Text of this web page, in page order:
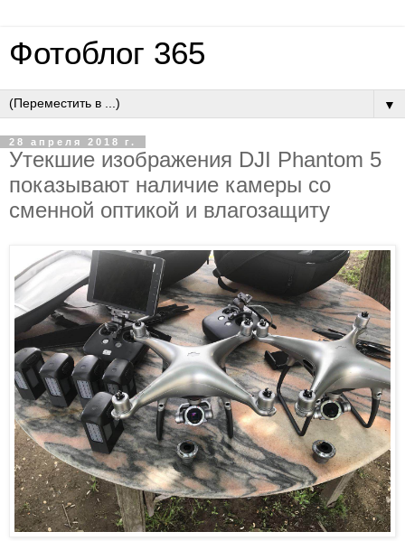
Фотоблог 365
▼
28 апреля 2018 г.
Утекшие изображения DJI Phantom 5
показывают наличие камеры со
сменной оптикой и влагозащиту